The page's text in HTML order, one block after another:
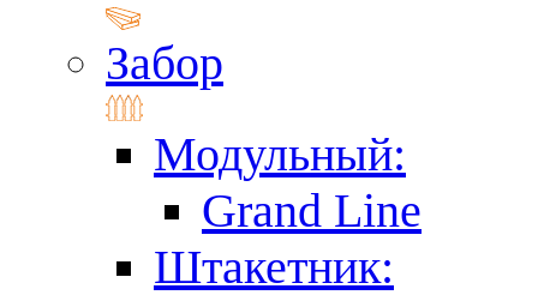
Забор
Модульный:
Grand Line
Штакетник: